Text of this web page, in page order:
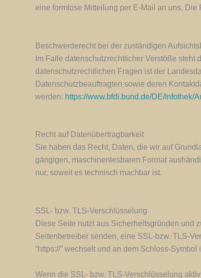
eine formlose Mitteilung per E-Mail an uns.
Beschwerderecht bei der zuständigen
Im Falle datenschutzrechtlicher Verstöße
datenschutzrechtlichen Fragen ist der
Datenschutzbeauftragten sowie deren
werden: https://www.bfdi.bund.de/DE/Infothek/
Recht auf Datenübertragbarkeit
Sie haben das Recht, Daten, die wir auf
gängigen, maschinenlesbaren Format
nur, soweit es technisch machbar ist.
SSL- bzw. TLS-Verschlüsselung
Diese Seite nutzt aus Sicherheitsgründen und
Seitenbetreiber senden, eine SSL-bzw. TLS-
“https://” wechselt und an dem Schloss-
Wenn die SSL- bzw. TLS-Verschlüsselung